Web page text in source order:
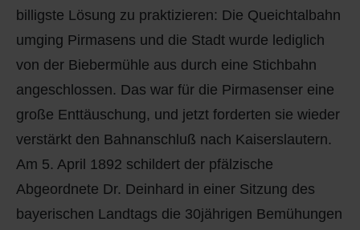
billigste Lösung zu praktizieren: Die Queichtalbahn
umging Pirmasens und die Stadt wurde lediglich
von der Biebermühle aus durch eine Stichbahn
angeschlossen. Das war für die Pirmasenser eine
große Enttäuschung, und jetzt forderten sie wieder
verstärkt den Bahnanschluß nach Kaiserslautern.
Am 5. April 1892 schildert der pfälzische
Abgeordnete Dr. Deinhard in einer Sitzung des
bayerischen Landtags die 30jährigen Bemühungen